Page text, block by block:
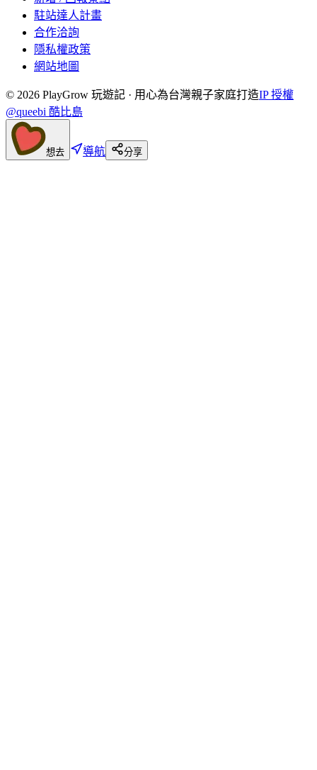
駐站達人計畫
合作洽詢
隱私權政策
網站地圖
© 2026 PlayGrow 玩遊記 · 用心為台灣親子家庭打造IP 授權
@queebi 酷比島
想去 導航 分享